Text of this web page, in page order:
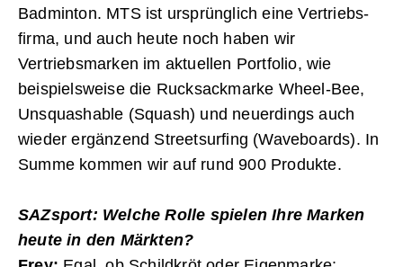
Badminton. MTS ist ursprünglich eine Vertriebs­
firma, und auch heute noch haben wir
Vertriebsmarken im aktuellen Portfolio, wie
beispielsweise die Rucksackmarke Wheel-Bee,
Unsquashable (Squash) und neuerdings auch
wieder ergänzend Streetsurfing (Waveboards). In
Summe kommen wir auf rund 900 Produkte.
SAZsport: Welche Rolle spielen Ihre Marken
heute in den Märkten?